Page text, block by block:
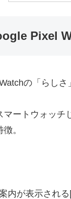
Pixel
の「らしさ
マートウォッチ
。
内が表示され